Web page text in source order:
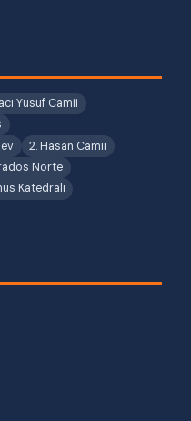
Yusuf Camii
2. Hasan Camii
Norte
Katedrali